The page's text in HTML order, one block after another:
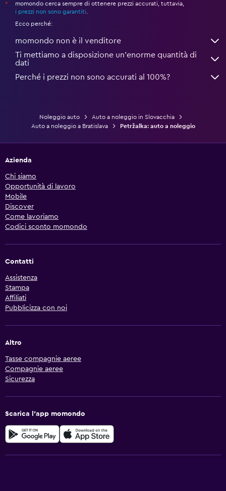
*
momondo cerca sempre di ottenere prezzi accurati, tuttavia,
i prezzi non sono garantiti.
Ecco perché:
momondo non è il venditore
Ti mettiamo a disposizione un’enorme quantità di
dati
Perché i prezzi non sono accurati al 100%?
Noleggio auto
Auto a noleggio in Slovacchia
Auto a noleggio a Bratislava
Petržalka: auto a noleggio
Azienda
Chi siamo
Opportunità di lavoro
Mobile
Discover
Come lavoriamo
Codici sconto momondo
Contatti
Assistenza
Stampa
Affiliati
Pubblicizza con noi
Altro
Tasse compagnie aeree
Compagnie aeree
Sicurezza
Scarica l'app momondo